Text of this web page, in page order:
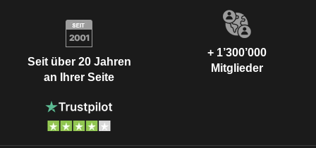
Seit über 20 Jahren
an Ihrer Seite
+ 1’300’000
Mitglieder